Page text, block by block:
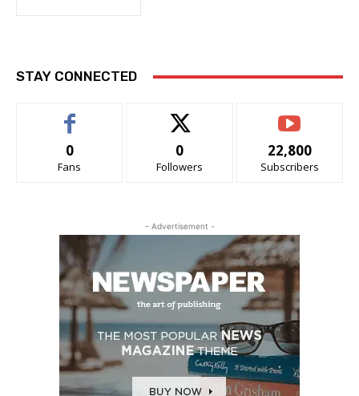
STAY CONNECTED
0
Fans
0
Followers
22,800
Subscribers
- Advertisement -